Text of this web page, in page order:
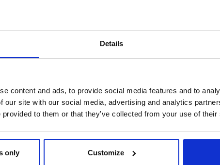
Details
content and ads, to provide social media features and to
our site with our social media, advertising and analytics
provided to them or that they’ve collected from your use of
only Customize
CURTO SINGLE
JERSEY STITCH
MOCHILA INFANTIL